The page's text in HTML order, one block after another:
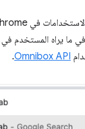
ما يراه المستخدم
Omnibox API
.